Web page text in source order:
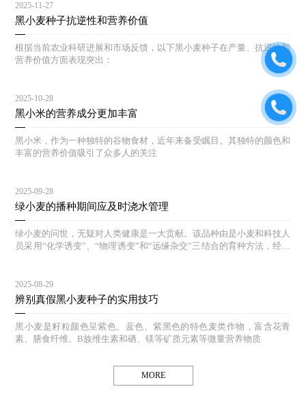
2025-11-27
黑小麦种子抗逆性和营养价值
根据当前农业科研进展和市场反馈，以下黑小麦种子在产量、抗逆性和
营养价值方面表现突出：
2025-10-28
黑小米的营养成分更加丰富
黑小米，作为一种独特的谷物食材，近年来备受瞩目。其独特的颜色和
丰富的营养价值吸引了众多人的关注
2025-09-28
绿小麦的播种期间应及时浇水管理
绿小麦的问世，无疑对人类健康是一大贡献。该品种由是小麦和科技人
员采用“化学诱变”、“物理诱变”和“远缘杂交”三结合的育种方法，经过
2025-08-29
辨别真假黑小麦种子的实用技巧
黑小麦是籽粒颜色呈紫色、蓝色、紫黑色的特色麦类作物，富含花青
素、膳食纤维、B族维生素和硒、镁等矿质元素等微量营养物质
MORE